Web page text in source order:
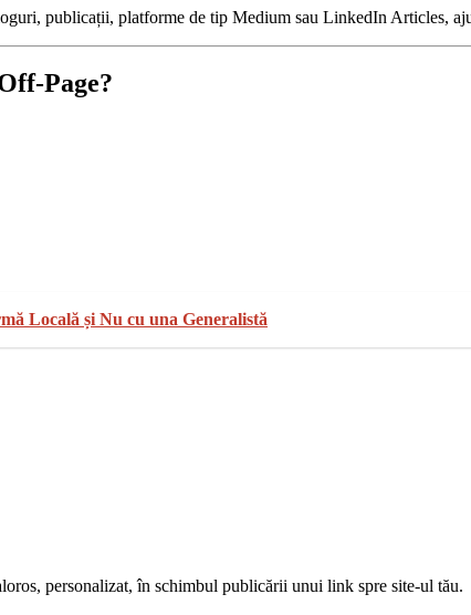
publicații, platforme de tip Medium sau LinkedIn Articles,
Page?
Locală și Nu cu una Generalistă
personalizat, în schimbul publicării unui link spre site-ul tău.